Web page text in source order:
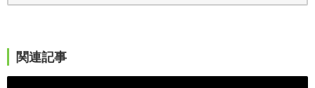
関連記事